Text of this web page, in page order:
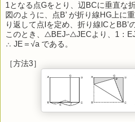
1となる点Gをとり、辺BCに垂直な
図のように、点B’ が折り線HG上に
り返して点Iを定め、折り線ICとBB’
このとき、△BEJ∽△JECより、1：
∴ JE＝√a である。
［方法3］